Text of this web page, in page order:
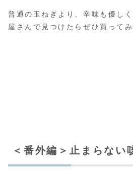
普通の玉ねぎより、辛味も優し
屋さんで見つけたらぜひ買ってみ
＜番外編＞止まらない